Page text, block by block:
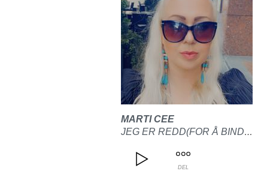
MARTI CEE
JEG ER REDD(FOR Å BINDE MEG)
DEL